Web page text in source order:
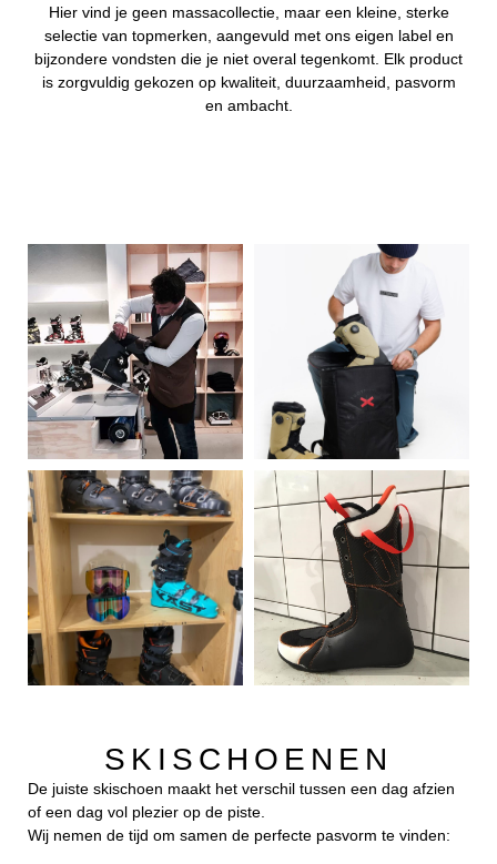
Hier vind je geen massacollectie, maar een kleine, sterke
selectie van topmerken, aangevuld met ons eigen label en
bijzondere vondsten die je niet overal tegenkomt. Elk product
is zorgvuldig gekozen op kwaliteit, duurzaamheid, pasvorm
en ambacht.
SKISCHOENEN
De juiste skischoen maakt het verschil tussen een dag afzien
of een dag vol plezier op de piste.
Wij nemen de tijd om samen de perfecte pasvorm te vinden: